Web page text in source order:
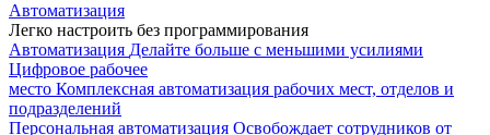
Автоматизация
Легко настроить без программирования
Автоматизация Делайте больше с меньшими усилиями
Цифровое рабочее
место Комплексная автоматизация рабочих мест, отделов и
подразделений
Персональная автоматизация Освобождает сотрудников от